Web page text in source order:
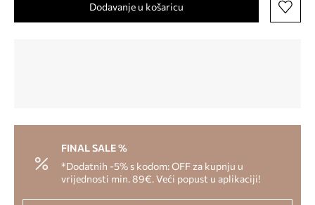
Dodavanje u košaricu
FINAL SALE %
*Dodatnih -5% s kodom: OFF za kupnju u
vrijednosti min. 89€. Veći popust u aplikaciji!